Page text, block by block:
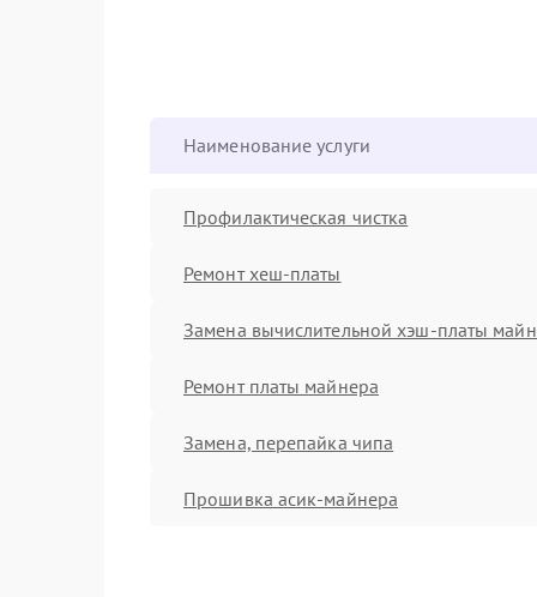
Наименование услуги
Профилактическая чистка
Ремонт хеш-платы
Замена вычислительной хэш-платы
Ремонт платы майнера
Замена, перепайка чипа
Прошивка асик-майнера